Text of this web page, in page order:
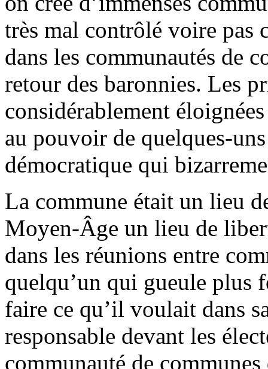
très mal contrôlé voire pas
dans les communautés de
retour des baronnies. Les
considérablement
au pouvoir de quelques-
démocratique qui
La commune était un lieu
Moyen-Âge un lieu de
dans les réunions entre
quelqu’un qui gueule plus
faire ce qu’il voulait dans
responsable devant les
communauté de